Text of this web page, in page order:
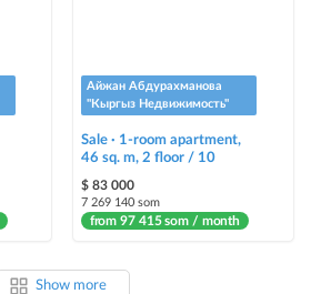
Айжан Абдурахманова
"Кыргыз Недвижимость"
Sale · 1-room apartment,
46 sq. m, 2 floor / 10
$ 83 000
7 269 140 som
from 97 415 som / month
Show more